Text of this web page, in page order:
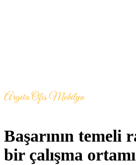
Argeta Ofis Mobilya
Başarının temeli
bir çalışma